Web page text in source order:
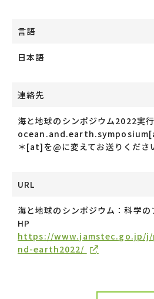
言語
日本語
連絡先
海と地球のシンポジウム2022実
＊[at]を@に変えてお送りくださ
URL
海と地球のシンポジウム：科学
HP
https://www.jamstec.go.jp/
nd-earth2022/